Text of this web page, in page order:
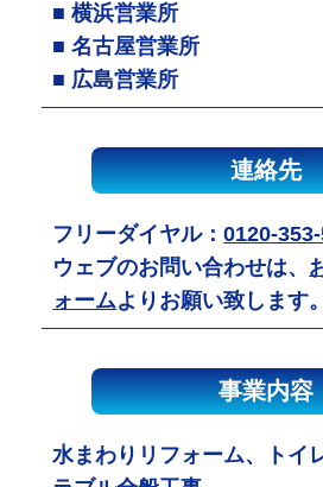
■ 横浜営業所
■ 名古屋営業所
■ 広島営業所
連絡先
フリーダイヤル：0120-
ウェブのお問い合わせは、
ォームよりお願い致します。
事業内容
水まわりリフォーム、トイ